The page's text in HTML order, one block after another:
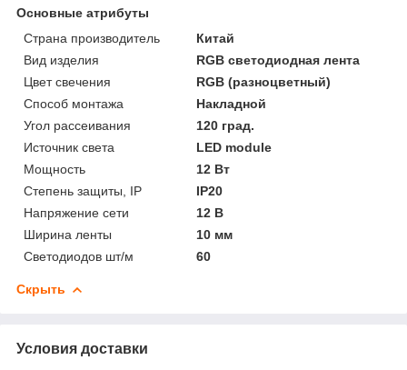
Основные атрибуты
Страна производитель
Китай
Вид изделия
RGB светодиодная лента
Цвет свечения
RGB (разноцветный)
Способ монтажа
Накладной
Угол рассеивания
120 град.
Источник света
LED module
Мощность
12 Вт
Степень защиты, IP
IP20
Напряжение сети
12 В
Ширина ленты
10 мм
Светодиодов шт/м
60
Скрыть
Условия доставки